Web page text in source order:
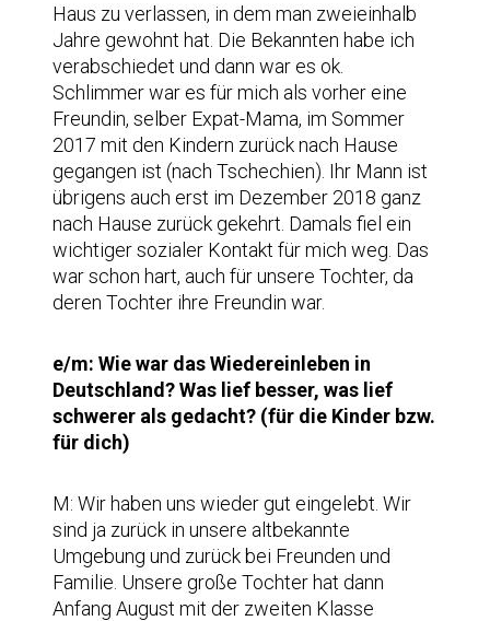
Haus zu verlassen, in dem man zweieinhalb
Jahre gewohnt hat. Die Bekannten habe ich
verabschiedet und dann war es ok.
Schlimmer war es für mich als vorher eine
Freundin, selber Expat-Mama, im Sommer
2017 mit den Kindern zurück nach Hause
gegangen ist (nach Tschechien). Ihr Mann ist
übrigens auch erst im Dezember 2018 ganz
nach Hause zurück gekehrt. Damals fiel ein
wichtiger sozialer Kontakt für mich weg. Das
war schon hart, auch für unsere Tochter, da
deren Tochter ihre Freundin war.
e/m: Wie war das Wiedereinleben in
Deutschland? Was lief besser, was lief
schwerer als gedacht? (für die Kinder bzw.
für dich)
M: Wir haben uns wieder gut eingelebt. Wir
sind ja zurück in unsere altbekannte
Umgebung und zurück bei Freunden und
Familie. Unsere große Tochter hat dann
Anfang August mit der zweiten Klasse